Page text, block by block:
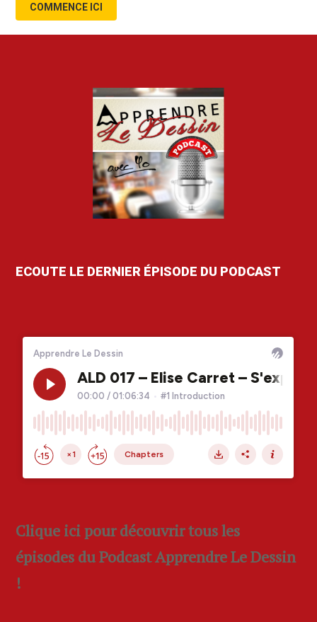
COMMENCE ICI
ECOUTE LE DERNIER ÉPISODE DU PODCAST
Clique ici pour découvrir tous les
épisodes du Podcast Apprendre Le Dessin
!